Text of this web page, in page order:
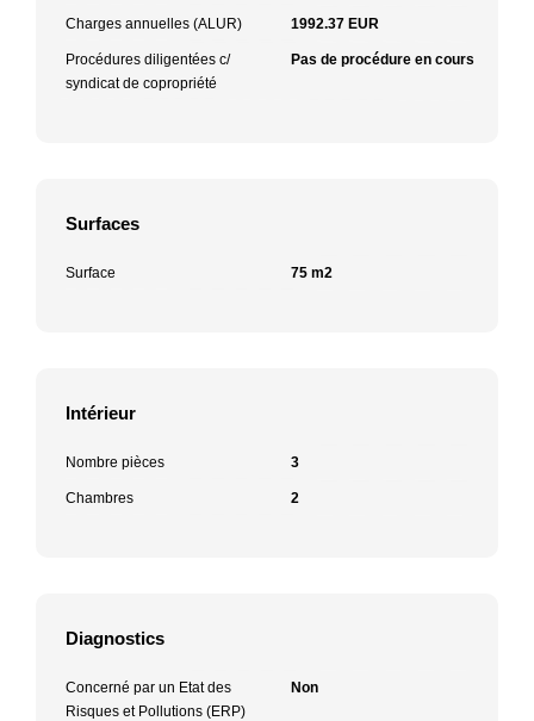
Charges annuelles (ALUR) 1992.37 EUR
Procédures diligentées c/
syndicat de copropriété
Pas de procédure en cours
Surfaces
Surface 75 m2
Intérieur
Nombre pièces 3
Chambres 2
Diagnostics
Concerné par un Etat des
Risques et Pollutions (ERP)
Non